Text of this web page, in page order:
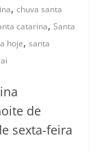
,chuva santa
catarina,Santa
hoje,santa
de
sexta-feira